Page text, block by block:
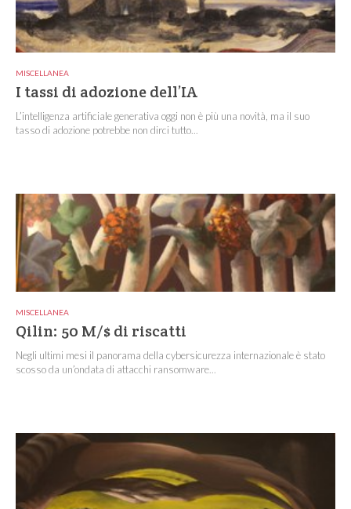
MISCELLANEA
I tassi di adozione dell’IA
L’intelligenza artificiale generativa oggi non è più una novità, ma il suo
tasso di adozione potrebbe non dirci tutto...
MISCELLANEA
Qilin: 50 M/$ di riscatti
Negli ultimi mesi il panorama della cybersicurezza internazionale è stato
scosso da un’ondata di attacchi ransomware...